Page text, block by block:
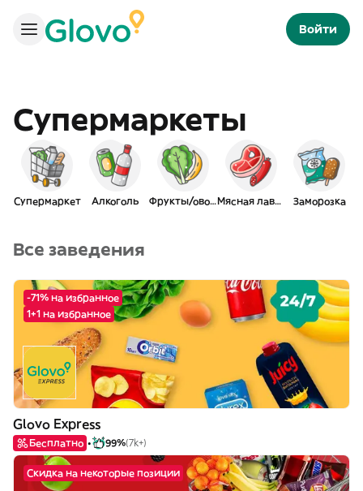
Войти
Супермаркеты
Супермаркет Алкоголь Фрукты/овощи Мясная лавка Заморозка
Все заведения
-71% на избранное
1+1 на избранное
Glovo Express
Бесплатно 99%(7k+)
Скидка на некоторые позиции